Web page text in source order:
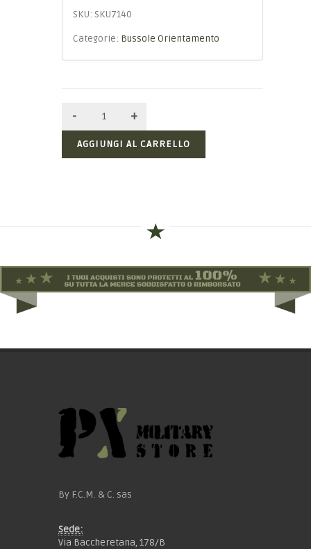
SKU: SKU7140
Categorie: Bussole Orientamento
AGGIUNGI AL CARRELLO
By F.C.M. & C. sas
Sede:
Via Baccheretana, 178/B